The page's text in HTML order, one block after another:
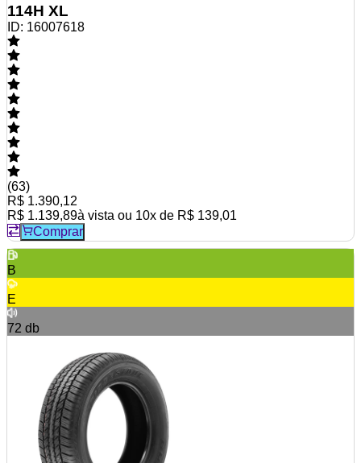
114H XL
ID: 16007618
(63)
R$ 1.390,12
R$ 1.139,89à vista ou 10x de R$ 139,01
Comprar
B
E
72 db